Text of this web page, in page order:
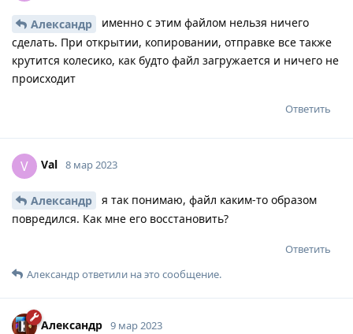
Александр
именно с этим файлом нельзя ничего
сделать. При открытии, копировании, отправке все также
крутится колесико, как будто файл загружается и ничего не
происходит
Ответить
V Val 8 мар 2023
Александр
я так понимаю, файл каким-то образом
повредился. Как мне его восстановить?
Ответить
Александрответили на это сообщение.
Александр 9 мар 2023